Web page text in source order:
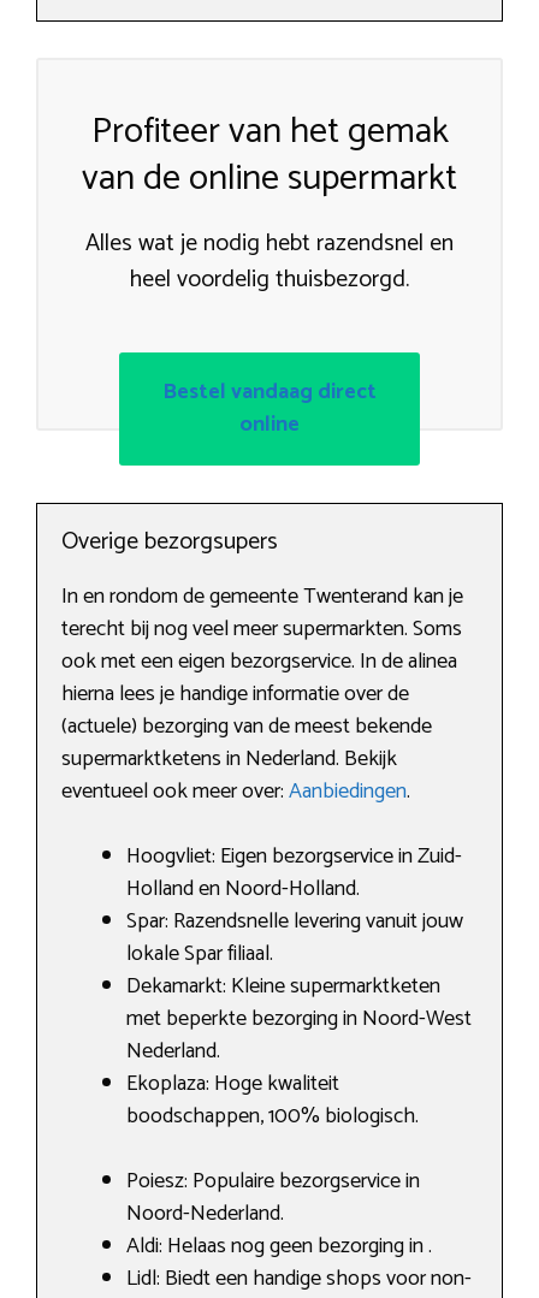
Profiteer van het gemak
van de online supermarkt
Alles wat je nodig hebt razendsnel en
heel voordelig thuisbezorgd.
Bestel vandaag direct
online
Overige bezorgsupers
In en rondom de gemeente Twenterand kan je
terecht bij nog veel meer supermarkten. Soms
ook met een eigen bezorgservice. In de alinea
hierna lees je handige informatie over de
(actuele) bezorging van de meest bekende
supermarktketens in Nederland. Bekijk
eventueel ook meer over:Aanbiedingen.
Hoogvliet: Eigen bezorgservice in Zuid-
Holland en Noord-Holland.
Spar: Razendsnelle levering vanuit jouw
lokale Spar filiaal.
Dekamarkt: Kleine supermarktketen
met beperkte bezorging in Noord-West
Nederland.
Ekoplaza: Hoge kwaliteit
boodschappen, 100% biologisch.
Poiesz: Populaire bezorgservice in
Noord-Nederland.
Aldi: Helaas nog geen bezorging in .
Lidl: Biedt een handige shops voor non-